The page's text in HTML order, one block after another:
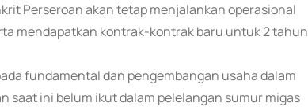
Perseroan akan tetap menjalankan operasional
mendapatkan kontrak-kontrak baru untuk 2 tahun
fundamental dan pengembangan usaha dalam
saat ini belum ikut dalam pelelangan sumur migas